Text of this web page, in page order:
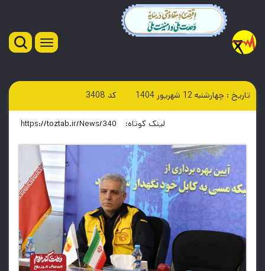
تاریخ : چهارشنبه 12 شهريور 1404 کد 3408
لینک کوتاه: